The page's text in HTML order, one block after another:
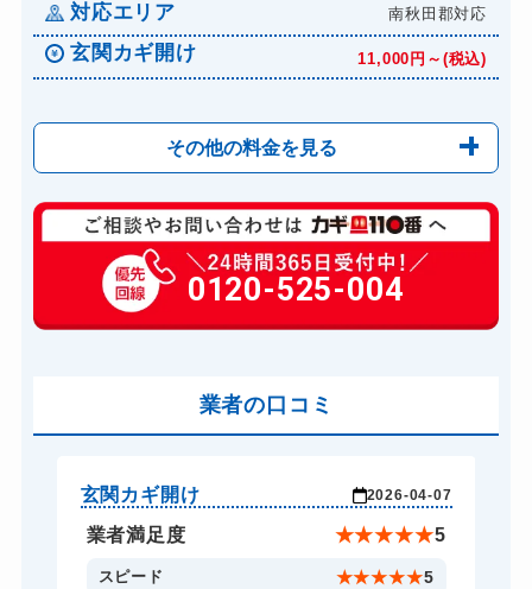
対応エリア 南秋田郡対応
玄関カギ開け 11,000円～(税込)
その他の料金を見る
玄関カギ修理 6,600円～(税込)
玄関カギ作成 14,300円～(税込)
玄関カギ交換 14,300円～(税込)
バイクカギ開け
金庫カギ開け 14,300円～(税込)
金庫カギ修理 11,000円～(税込)
ロッカーカギ開け 8,800円～(税込)
0120-525-004
業者の口コミ
玄関カギ開け 2026-04-07
業者満足度 ★★★★★5
スピード ★★★★★5